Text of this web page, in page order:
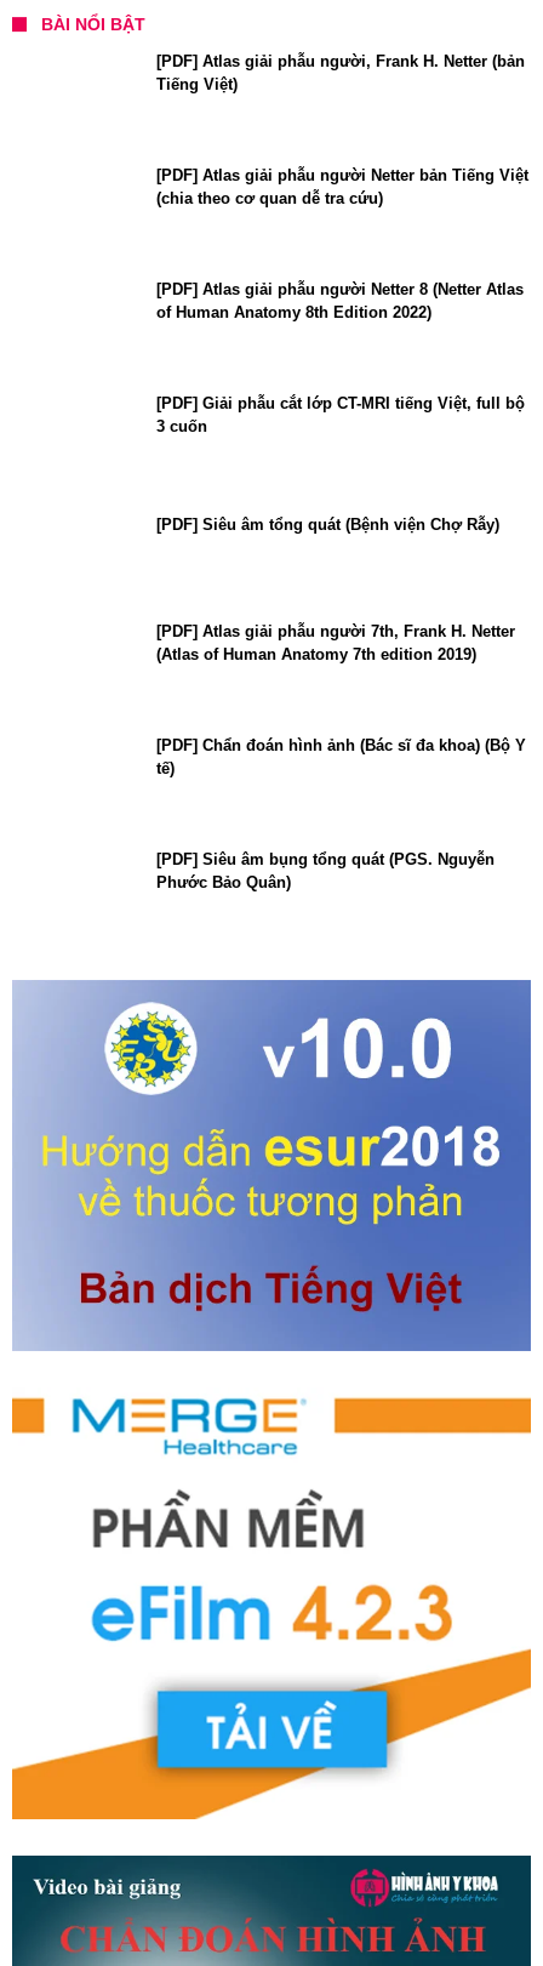
BÀI NỔI BẬT
[PDF] Atlas giải phẫu người, Frank H. Netter (bản
Tiếng Việt)
[PDF] Atlas giải phẫu người Netter bản Tiếng Việt
(chia theo cơ quan dễ tra cứu)
[PDF] Atlas giải phẫu người Netter 8 (Netter Atlas
of Human Anatomy 8th Edition 2022)
[PDF] Giải phẫu cắt lớp CT-MRI tiếng Việt, full bộ
3 cuốn
[PDF] Siêu âm tổng quát (Bệnh viện Chợ Rẫy)
[PDF] Atlas giải phẫu người 7th, Frank H. Netter
(Atlas of Human Anatomy 7th edition 2019)
[PDF] Chẩn đoán hình ảnh (Bác sĩ đa khoa) (Bộ Y
tế)
[PDF] Siêu âm bụng tổng quát (PGS. Nguyễn
Phước Bảo Quân)